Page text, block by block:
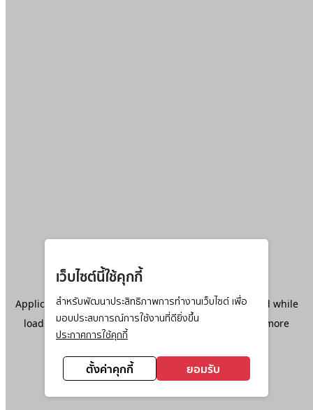
เว็บไซต์นี้ใช้คุกกี้
สำหรับพัฒนาประสิทธิภาพการทำงานเว็บไซต์ เพื่อ
มอบประสบการณ์การใช้งานที่ดียิ่งขึ้น
ประกาศการใช้คุกกี้
ตั้งค่าคุกกี้ ยอมรับ
Application error: aclient-side exception has occurred while
loadingwww.ktc.co.th(see the browser console
for more
information).